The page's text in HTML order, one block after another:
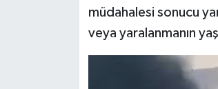
müdahalesi sonucu
veya yaralanmanın